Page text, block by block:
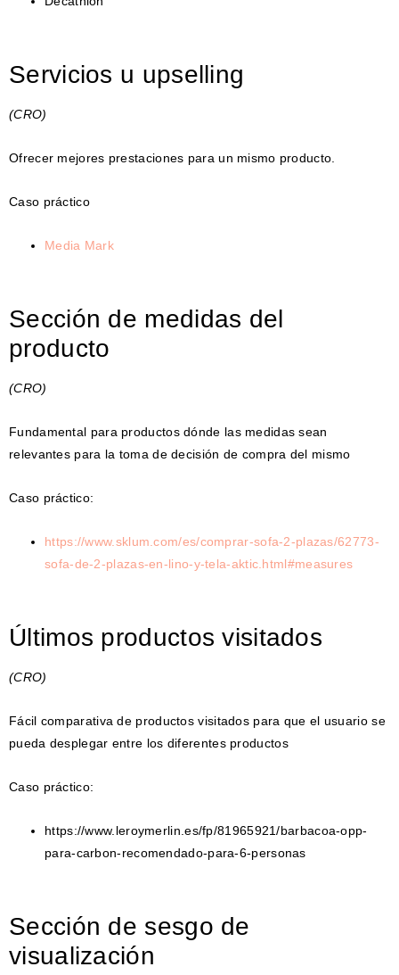
Servicios u upselling
(CRO)
Ofrecer mejores prestaciones para un mismo producto.
Caso práctico
Media Mark
Sección de medidas del
producto
(CRO)
Fundamental para productos dónde las medidas sean
relevantes para la toma de decisión de compra del mismo
Caso práctico:
https://www.sklum.com/es/comprar-sofa-2-plazas/62773-
sofa-de-2-plazas-en-lino-y-tela-aktic.html#measures
Últimos productos visitados
(CRO)
Fácil comparativa de productos visitados para que el usuario se
pueda desplegar entre los diferentes productos
Caso práctico:
https://www.leroymerlin.es/fp/81965921/barbacoa-opp-
para-carbon-recomendado-para-6-personas
Sección de sesgo de
visualización